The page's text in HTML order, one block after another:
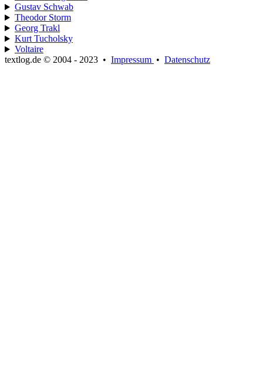
Gustav Schwab
Theodor Storm
Georg Trakl
Kurt Tucholsky
Voltaire
textlog.de © 2004 - 2023 • Impressum • Datenschutz